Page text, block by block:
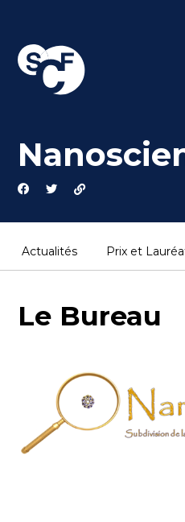
content
Actualités Prix et
Le Bureau